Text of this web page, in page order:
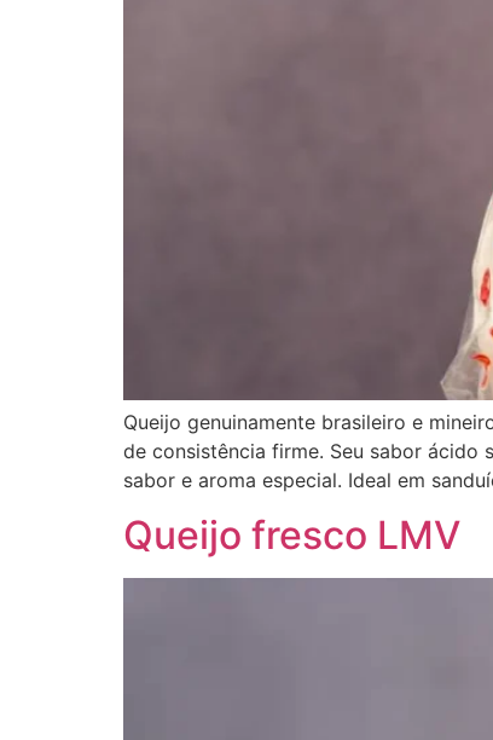
Queijo genuinamente brasileiro e
de consistência firme. Seu sabor ácido
sabor e aroma especial. Ideal em
Queijo fresco LMV